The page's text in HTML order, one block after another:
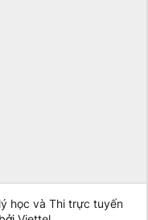
học và Thi trực tuyến